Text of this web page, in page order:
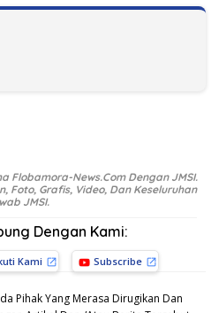
Flobamora-News.Com Dengan JMSI.
Foto, Grafis, Video, Dan Keseluruhan
JMSI.
Dengan Kami:
Kami Subscribe
Pihak Yang Merasa Dirugikan Dan